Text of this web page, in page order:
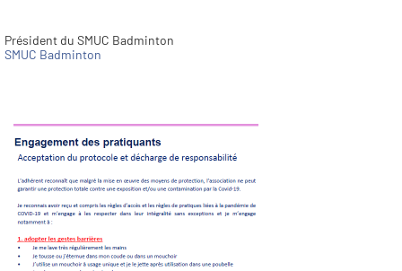
Président du SMUC Badminton
SMUC Badminton